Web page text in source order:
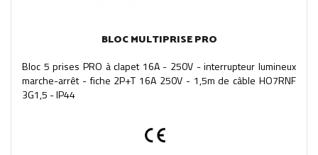
BLOC MULTIPRISE PRO
Bloc 5 prises PRO à clapet 16A - 250V - interrupteur lumineux
marche-arrêt - fiche 2P+T 16A 250V - 1,5m de câble HO7RNF
3G1,5 - IP44